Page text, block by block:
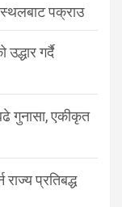
पक्राउ
गर्दै
गुनासा, एकीकृत
प्रतिबद्ध